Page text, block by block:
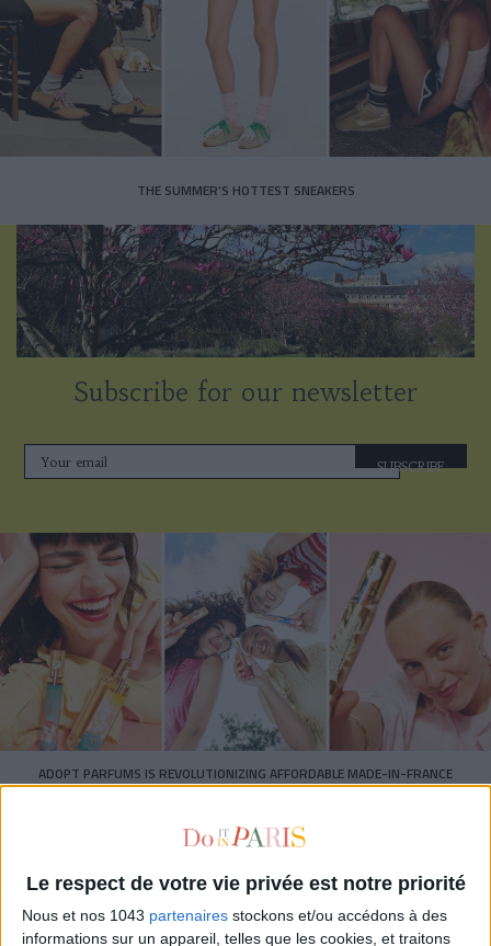
Le respect de votre vie privée est notre priorité
Nous et nos 1043 partenaires stockons et/ou accédons à des
informations sur un appareil, telles que les cookies, et traitons
THE SUMMER’S HOTTEST SNEAKERS
Subscribe for our newsletter
SUBSCRIBE
ADOPT PARFUMS IS REVOLUTIONIZING AFFORDABLE MADE-IN-FRANCE